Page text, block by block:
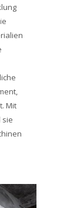
Mit
sie